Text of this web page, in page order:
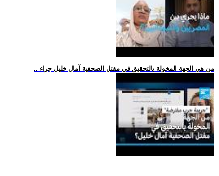
.. من هي الجهة المخولة بالتحقيق في مقتل الصحفية آمال خليل جراء